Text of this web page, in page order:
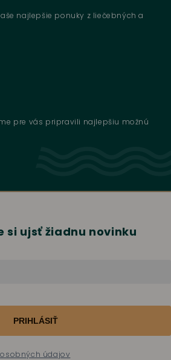
najlepšie ponuky z liečebných a
pre vás pripravili najlepšiu možnú
si ujsť žiadnu novinku
PRIHLÁSIŤ
údajov